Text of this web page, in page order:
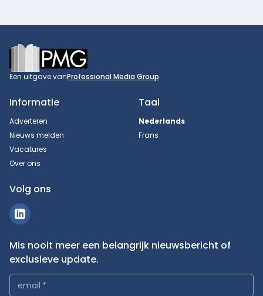
Footer
Een uitgave vanProfessional Media Group
Informatie
Adverteren
Nieuws melden
Vacatures
Over ons
Taal
Nederlands
Frans
Volg ons
Mis nooit meer een belangrijk nieuwsbericht of
exclusieve update.
email *